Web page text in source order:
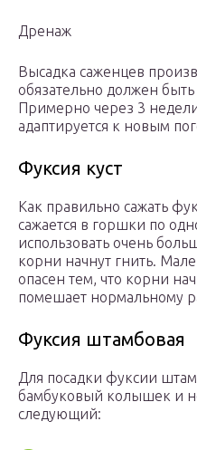
Дренаж
Высадка саженцев
обязательно должен
Примерно через 3
адаптируется к новым
Фуксия куст
Как правильно сажать
сажается в горшки по
использовать очень
корни начнут гнить.
опасен тем, что корни
помешает нормальному
Фуксия штамбовая
Для посадки фуксии
бамбуковый колышек и
следующий: